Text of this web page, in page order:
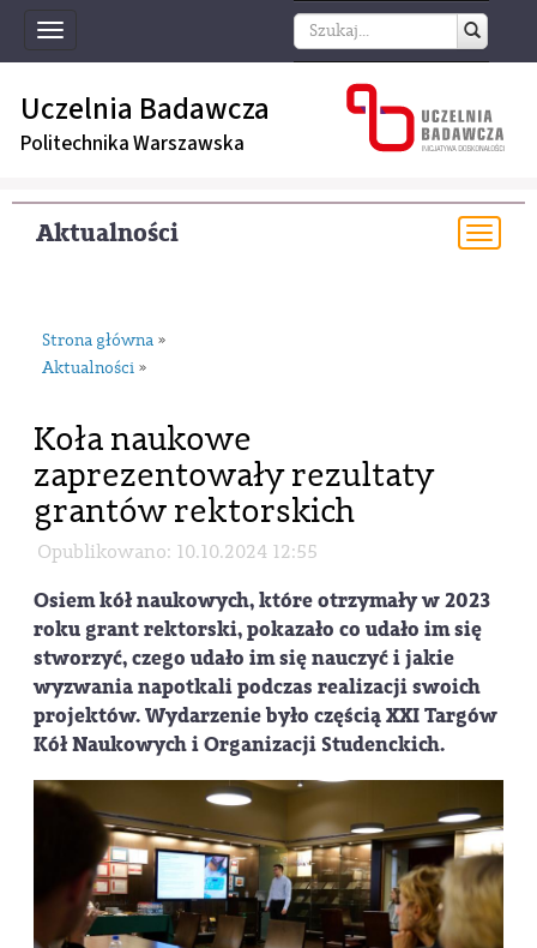
Toggle
navigation
Uczelnia Badawcza
Politechnika Warszawska
Aktualności
Strona główna »
Aktualności »
Koła naukowe
zaprezentowały rezultaty
grantów rektorskich
Opublikowano: 10.10.2024 12:55
Osiem kół naukowych, które otrzymały w 2023
roku grant rektorski, pokazało co udało im się
stworzyć, czego udało im się nauczyć i jakie
wyzwania napotkali podczas realizacji swoich
projektów. Wydarzenie było częścią XXI Targów
Kół Naukowych i Organizacji Studenckich.